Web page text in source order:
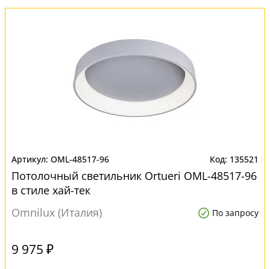
OML-48517-96 135521
Потолочный светильник Ortueri OML-48517-96
в стиле хай-тек
Omnilux (Италия)
По запросу
9 975 ₽